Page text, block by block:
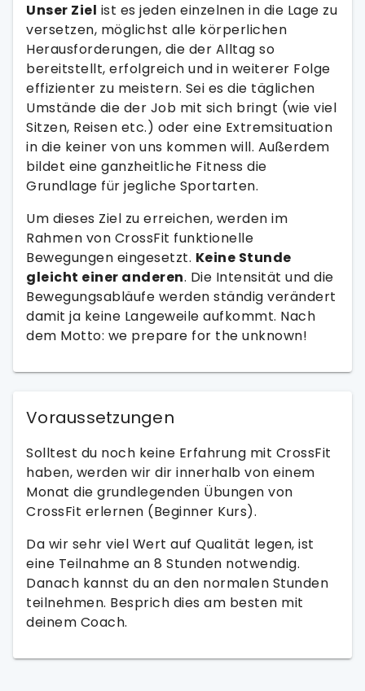
Unser Ziel ist es jeden einzelnen in die Lage zu
versetzen, möglichst alle körperlichen
Herausforderungen, die der Alltag so
bereitstellt, erfolgreich und in weiterer Folge
effizienter zu meistern. Sei es die täglichen
Umstände die der Job mit sich bringt (wie viel
Sitzen, Reisen etc.) oder eine Extremsituation
in die keiner von uns kommen will. Außerdem
bildet eine ganzheitliche Fitness die
Grundlage für jegliche Sportarten.
Um dieses Ziel zu erreichen, werden im
Rahmen von CrossFit funktionelle
Bewegungen eingesetzt. Keine Stunde
gleicht einer anderen. Die Intensität und die
Bewegungsabläufe werden ständig verändert
damit ja keine Langeweile aufkommt. Nach
dem Motto: we prepare for the unknown!
Voraussetzungen
Solltest du noch keine Erfahrung mit CrossFit
haben, werden wir dir innerhalb von einem
Monat die grundlegenden Übungen von
CrossFit erlernen (Beginner Kurs).
Da wir sehr viel Wert auf Qualität legen, ist
eine Teilnahme an 8 Stunden notwendig.
Danach kannst du an den normalen Stunden
teilnehmen. Besprich dies am besten mit
deinem Coach.